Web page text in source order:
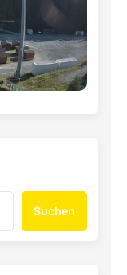
Suchen